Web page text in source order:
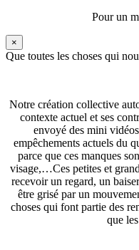
Pour un
×
Que toutes les choses qui
Notre création collective
contexte actuel et ses
envoyé des mini
empêchements actuels du
parce que ces manques
visage,…Ces petites et
recevoir un regard, un
être grisé par un
choses qui font partie des
que